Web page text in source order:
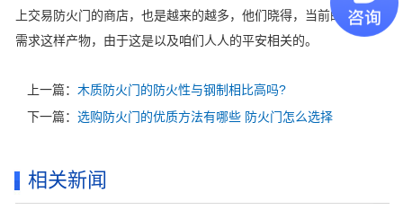
上交易防火门的商店，也是越来的越多，他们晓得，当前的人们都
需求这样产物，由于这是以及咱们人人的平安相关的。
上一篇： 木质防火门的防火性与钢制相比高吗?
下一篇： 选购防火门的优质方法有哪些 防火门怎么选择
相关新闻